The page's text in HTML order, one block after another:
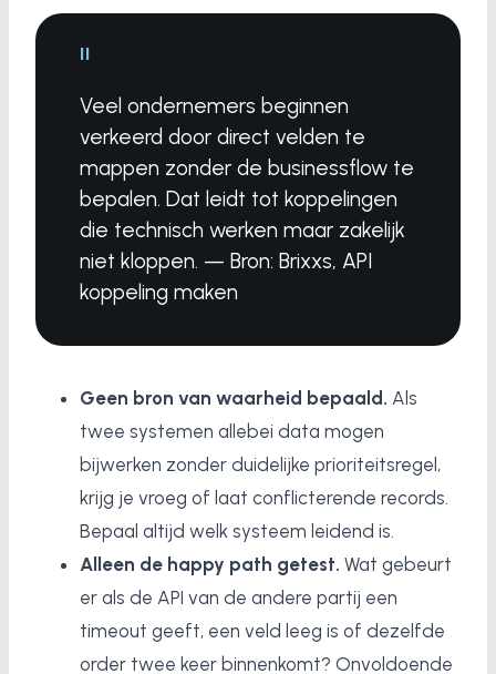
"
Veel ondernemers beginnen
verkeerd door direct velden te
mappen zonder de businessflow te
bepalen. Dat leidt tot koppelingen
die technisch werken maar zakelijk
niet kloppen. — Bron: Brixxs, API
koppeling maken
Geen bron van waarheid bepaald. Als
twee systemen allebei data mogen
bijwerken zonder duidelijke prioriteitsregel,
krijg je vroeg of laat conflicterende records.
Bepaal altijd welk systeem leidend is.
Alleen de happy path getest. Wat gebeurt
er als de API van de andere partij een
timeout geeft, een veld leeg is of dezelfde
order twee keer binnenkomt? Onvoldoende